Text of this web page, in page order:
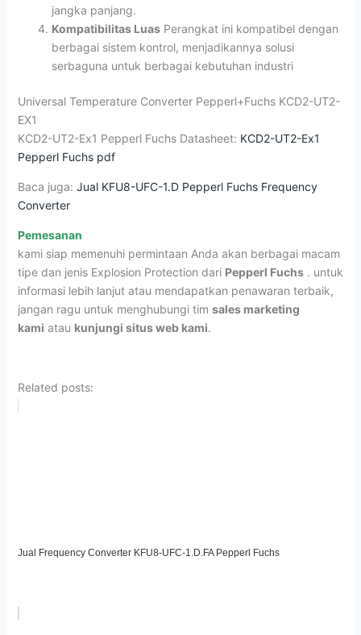
jangka panjang.
Kompatibilitas LuasPerangkat ini kompatibel dengan
berbagai sistem kontrol, menjadikannya solusi
serbaguna untuk berbagai kebutuhan industri
Universal Temperature Converter Pepperl+Fuchs KCD2-UT2-
EX1
KCD2-UT2-Ex1 Pepperl Fuchs Datasheet: KCD2-UT2-Ex1
Pepperl Fuchs pdf
Baca juga: Jual KFU8-UFC-1.D Pepperl Fuchs Frequency
Converter
Pemesanan
kami siap memenuhi permintaan Anda akan berbagai macam
tipe dan jenis Explosion Protection dari Pepperl Fuchs. untuk
informasi lebih lanjut atau mendapatkan penawaran terbaik,
jangan ragu untuk menghubungi tim sales marketing
kami atau kunjungi situs web kami.
Related posts:
Jual Frequency Converter KFU8-UFC-1.D.FA Pepperl Fuchs